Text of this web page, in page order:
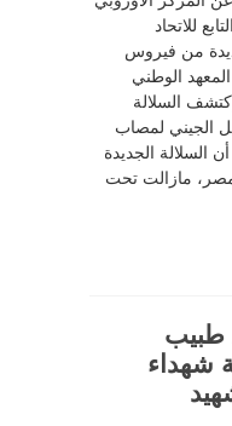
للاتحاد
من فيروس
الوطني
السلالة
الجيني لمصاب
السلالة الجديدة
مازالت تحت
خلال يومين.. وفاة 20 طبيب
شهداء